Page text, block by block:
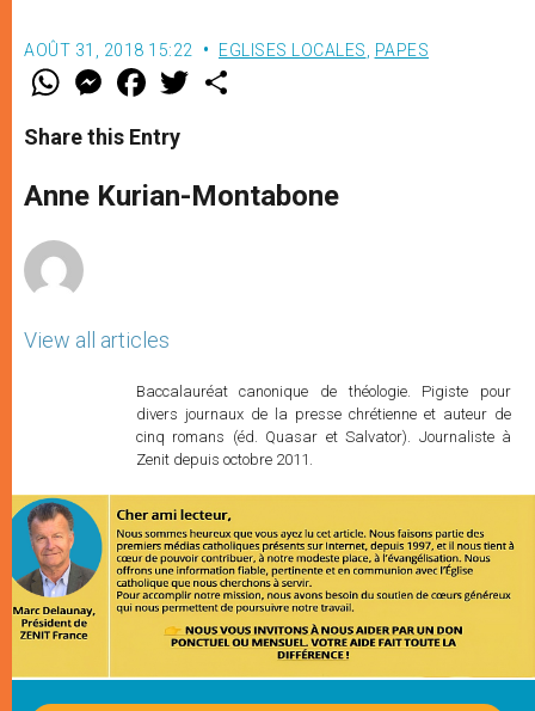
AOÛT 31, 2018 15:22 EGLISES LOCALES PAPES
W
t
s
p
p
M
e
s
e
g
e
F
a
e
b
o
k
w
r
Share this Entry
Anne Kurian-Montabone
View all articles
Baccalauréat canonique de théologie. Pigiste pour
divers journaux de la presse chrétienne et auteur de
cinq romans (éd. Quasar et Salvator). Journaliste à
Zenit depuis octobre 2011.